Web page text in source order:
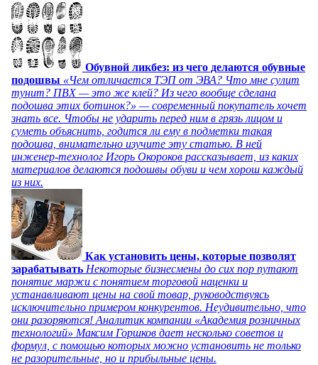
Обувной ликбез: из чего делаются обувные
подошвы «Чем отличается ТЭП от ЭВА? Что мне сулит
тунит? ПВХ — это же клей? Из чего вообще сделана
подошва этих ботинок?» — современный покупатель хочет
знать все. Чтобы не ударить перед ним в грязь лицом и
суметь объяснить, годится ли ему в подметки такая
подошва, внимательно изучите эту статью. В ней
инженер-технолог Игорь Окороков рассказывает, из каких
материалов делаются подошвы обуви и чем хорош каждый
из них.
Как установить цены, которые позволят
зарабатывать Некоторые бизнесмены до сих пор путают
понятие маржи с понятием торговой наценки и
устанавливают цены на свой товар, руководствуясь
исключительно примером конкурентов. Неудивительно, что
они разоряются! Аналитик компании «Академия розничных
технологий» Максим Горшков дает несколько советов и
формул, с помощью которых можно установить не только
не разорительные, но и прибыльные цены.